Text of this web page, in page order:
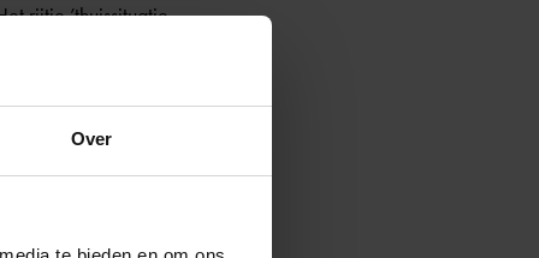
Over
rijtje ’thuissituatie,
een klasgenoot met
adviesgesprek. Wijs